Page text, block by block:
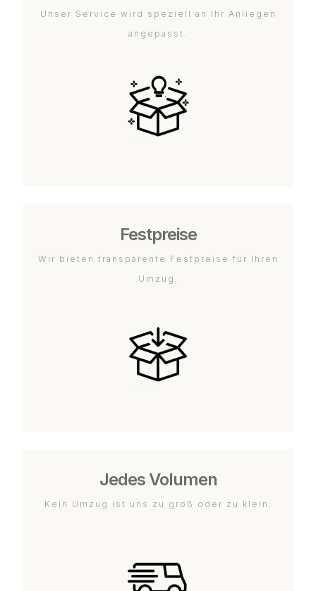
Unser Service wird speziell an Ihr Anliegen
angepasst.
Festpreise
Wir bieten transparente Festpreise für Ihren
Umzug.
Jedes Volumen
Kein Umzug ist uns zu groß oder zu klein.